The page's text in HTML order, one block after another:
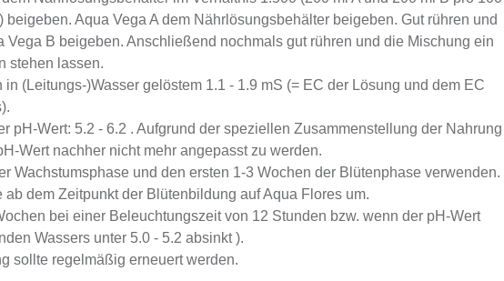
beigeben. Aqua Vega A dem Nährlösungsbehälter beigeben. Gut rühren und
Vega B beigeben. Anschließend nochmals gut rühren und die Mischung ein
stehen lassen.
in (Leitungs-)Wasser gelöstem 1.1 - 1.9 mS (= EC der Lösung und dem EC
pH-Wert: 5.2 - 6.2 . Aufgrund der speziellen Zusammenstellung der Nahrung
Wert nachher nicht mehr angepasst zu werden.
Wachstumsphase und den ersten 1-3 Wochen der Blütenphase verwenden.
ab dem Zeitpunkt der Blütenbildung auf Aqua Flores um.
bei einer Beleuchtungszeit von 12 Stunden bzw. wenn der pH-Wert
Wassers unter 5.0 - 5.2 absinkt ).
sollte regelmäßig erneuert werden.